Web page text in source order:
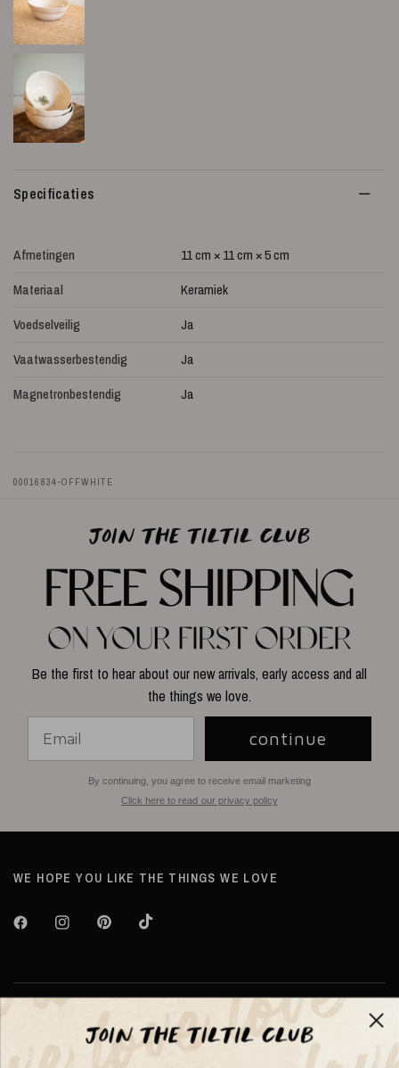
Specificaties
Afmetingen
11 cm × 11 cm × 5 cm
Materiaal
Keramiek
Voedselveilig
Ja
Vaatwasserbestendig
Ja
Magnetronbestendig
Ja
00016834-OFFWHITE
Be the first to hear about our new arrivals, early access and all
the things we love.
continue
By continuing, you agree to receive email marketing
Click here to read our privacy policy
WE HOPE YOU LIKE THE THINGS WE LOVE
Over TILTIL